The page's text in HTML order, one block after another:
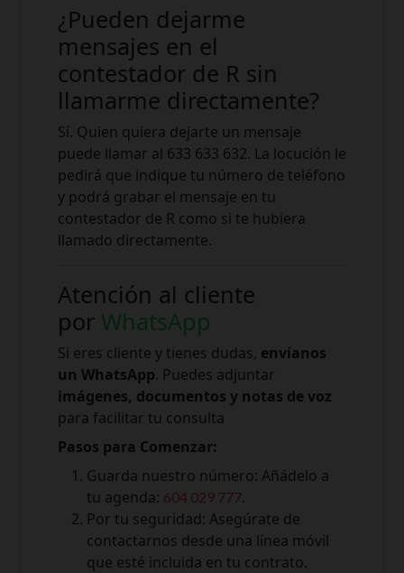
¿Pueden dejarme
mensajes en el
contestador de R sin
llamarme directamente?
Sí. Quien quiera dejarte un mensaje
puede llamar al 633 633 632. La locución le
pedirá que indique tu número de teléfono
y podrá grabar el mensaje en tu
contestador de R como si te hubiera
llamado directamente.
Atención al cliente
por WhatsApp
Si eres cliente y tienes dudas, envíanos
un WhatsApp. Puedes adjuntar
imágenes, documentos y notas de voz
para facilitar tu consulta
Pasos para Comenzar:
Guarda nuestro número: Añádelo a
tu agenda: 604 029 777.
Por tu seguridad: Asegúrate de
contactarnos desde una línea móvil
que esté incluida en tu contrato.